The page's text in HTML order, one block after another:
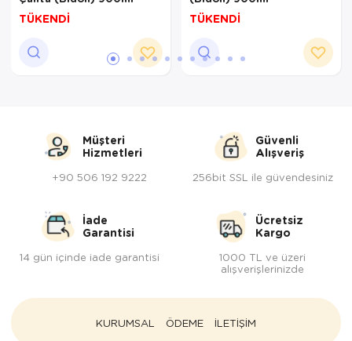
TÜKENDİ TÜKENDİ
Müşteri
Hizmetleri
+90 506 192 9222
Güvenli
Alışveriş
256bit SSL ile güvendesiniz
İade
Garantisi
14 gün içinde iade garantisi
Ücretsiz
Kargo
1000 TL ve üzeri
alışverişlerinizde
KURUMSAL ÖDEME İLETİŞİM